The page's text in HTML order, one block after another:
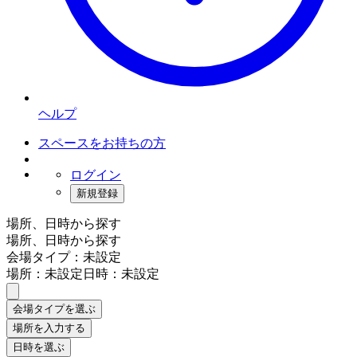
ヘルプ
スペースをお持ちの方
ログイン
新規登録
場所、日時から探す
場所、日時から探す
会場タイプ：未設定
場所：未設定日時：未設定
会場タイプを選ぶ
場所を入力する
日時を選ぶ